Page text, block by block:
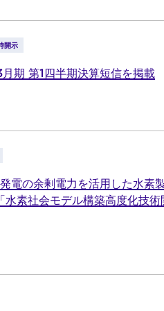
開示
期 第1四半期決算短信を掲載
電の余剰電力を活用した水素
素社会モデル構築高度化技